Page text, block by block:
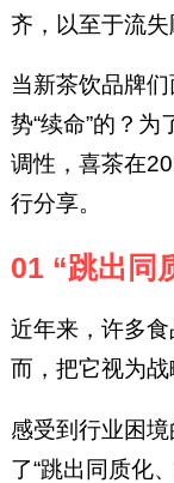
齐，以至于流失
当新茶饮品牌
势“续命”的？
调性，喜茶在
行分享。
01 “跳出同
近年来，许多食
而，把它视为战
感受到行业困
了“跳出同质化